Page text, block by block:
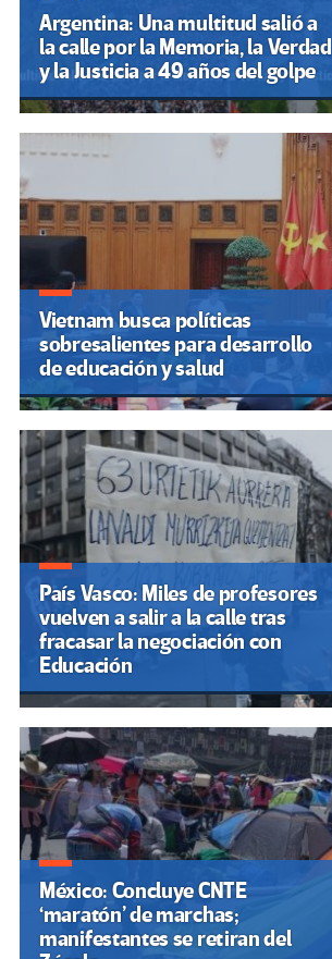
Argentina: Una multitud salió a
la calle por la Memoria, la Verdad
y la Justicia a 49 años del golpe
Vietnam busca políticas
sobresalientes para desarrollo
de educación y salud
País Vasco: Miles de profesores
vuelven a salir a la calle tras
fracasar la negociación con
Educación
México: Concluye CNTE
‘maratón’ de marchas;
manifestantes se retiran del